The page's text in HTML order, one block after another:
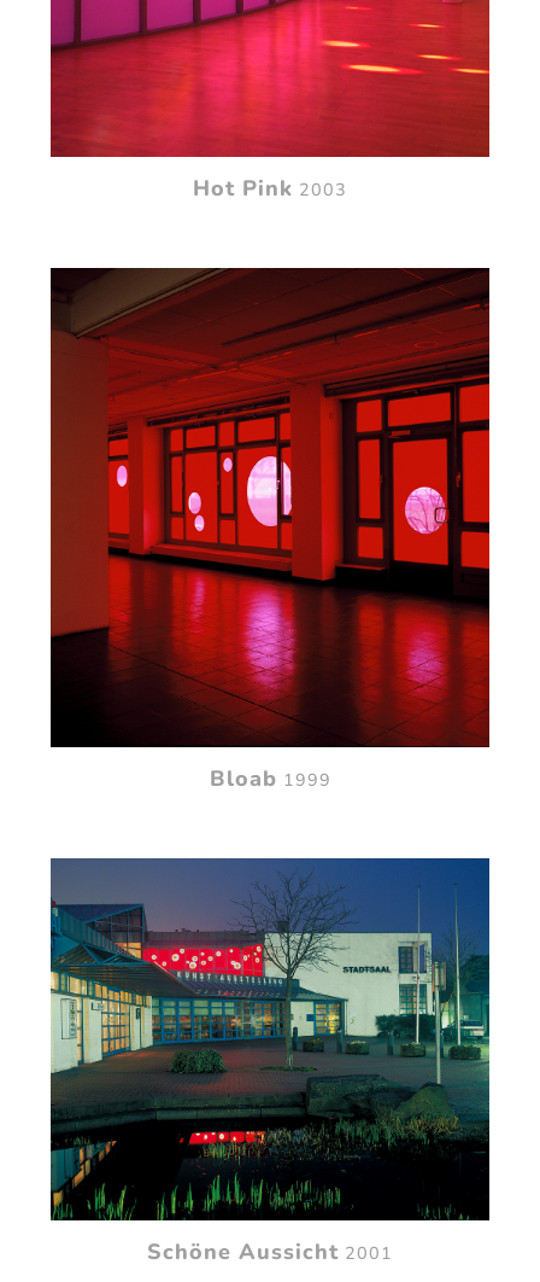
Hot Pink 2003
Bloab 1999
Schöne Aussicht 2001